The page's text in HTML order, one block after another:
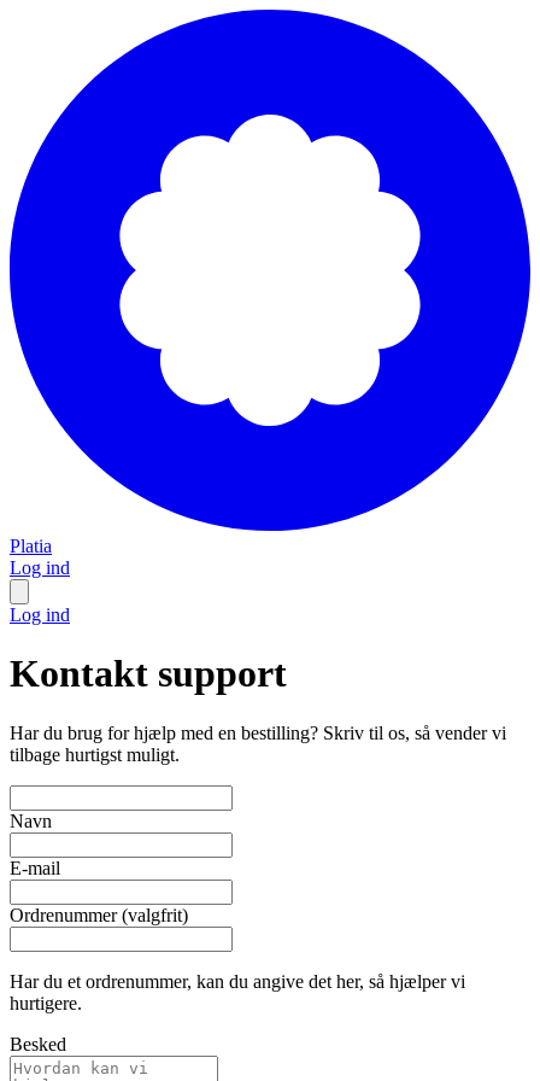
Platia
Log ind
Log ind
Kontakt support
Har du brug for hjælp med en bestilling? Skriv til os, så vender vi
tilbage hurtigst muligt.
Navn
E-mail
Ordrenummer (valgfrit)
Har du et ordrenummer, kan du angive det her, så hjælper vi
hurtigere.
Besked